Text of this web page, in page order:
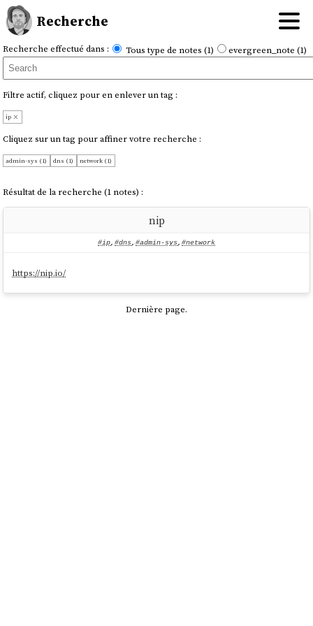
Recherche
Recherche effectué dans : Tous type de notes (1) evergreen_note (1)
Filtre actif, cliquez pour en enlever un tag :
ip
Cliquez sur un tag pour affiner votre recherche :
admin-sys (1) dns (1) network (1)
Résultat de la recherche (1 notes) :
nip
#ip, #dns, #admin-sys, #network
https://nip.io/
Dernière page.